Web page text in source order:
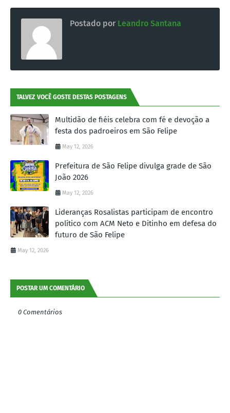
Postado por Leandro Santana
TALVEZ VOCÊ GOSTE DESTAS POSTAGENS
Multidão de fiéis celebra com fé e devoção a
festa dos padroeiros em São Felipe
May 12, 2026
Prefeitura de São Felipe divulga grade de São
João 2026
May 12, 2026
Lideranças Rosalistas participam de encontro
político com ACM Neto e Ditinho em defesa do
futuro de São Felipe
May 12, 2026
POSTAR UM COMENTÁRIO
0 Comentários